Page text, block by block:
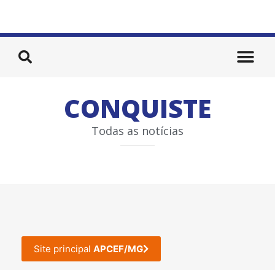
CONQUISTE
Todas as notícias
Site principal APCEF/MG